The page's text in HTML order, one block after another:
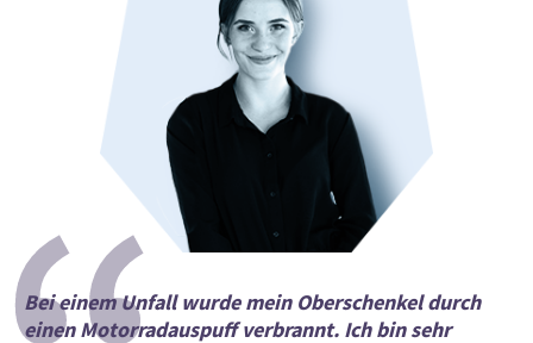
Bei einem Unfall wurde mein Oberschenkel durch
einen Motorradauspuff verbrannt. Ich bin sehr